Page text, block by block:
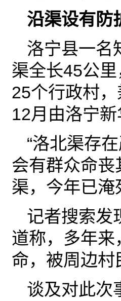
沿渠设有防
洛宁县一名
渠全长45公
25个行政村
12月由洛宁
“洛北渠存
会有群众命
渠，今年已淹
记者搜索发
道称，多年
命，被周边村
谈及对此次